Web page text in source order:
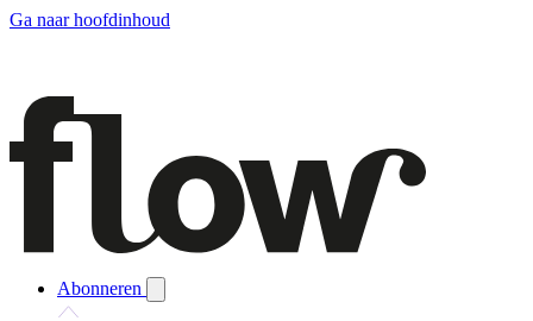
Ga naar hoofdinhoud
Abonneren